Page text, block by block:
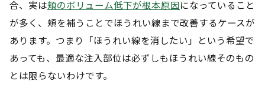
合、実は頬のボリューム低下が根本原因になっていること
が多く、頬を補うことでほうれい線まで改善するケースが
あります。つまり「ほうれい線を消したい」という希望で
あっても、最適な注入部位は必ずしもほうれい線そのもの
とは限らないわけです。